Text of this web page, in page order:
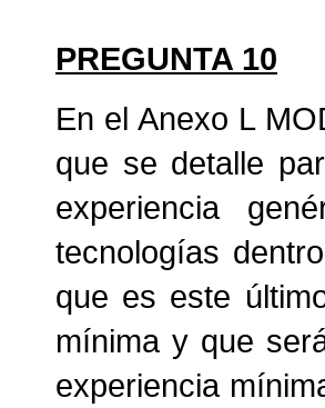
PREGUNTA 10
En el Anexo L
que se detalle
experiencia
tecnologías
que es este
mínima y que
experiencia